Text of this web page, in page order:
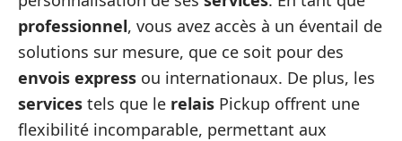
professionnel, vous avez accès à un éventail de
solutions sur mesure, que ce soit pour des
envois express ou internationaux. De plus, les
services tels que le relais Pickup offrent une
flexibilité incomparable, permettant aux